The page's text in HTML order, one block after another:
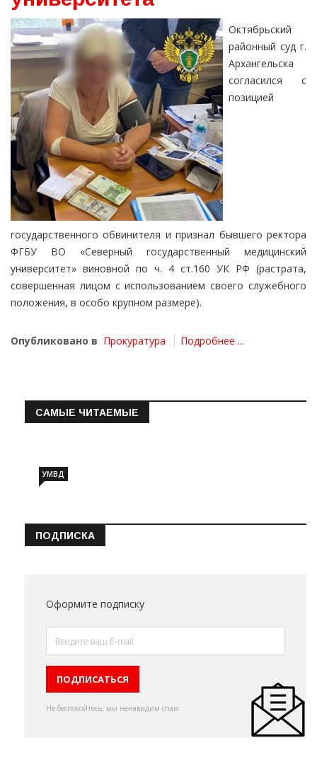
Октябрьский
районный суд г.
Архангельска
согласился с
позицией
государственного обвинителя и признал бывшего ректора
ФГБУ ВО «Северный государственный медицинский
университет» виновной по ч. 4 ст.160 УК РФ (растрата,
совершенная лицом с использованием своего служебного
положения, в особо крупном размере).
Опубликовано в Прокуратура Подробнее ...
САМЫЕ ЧИТАЕМЫЕ
УМВД
ПОДПИСКА
Оформите подписку
Не беспокойтесь, мы ненавидим спам